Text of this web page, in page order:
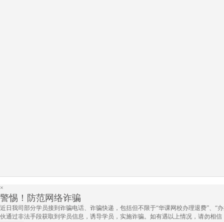
×
警惕！防范网络诈骗
近日我司部分学员接到诈骗电话、诈骗快递，包括但不限于“华课网校办理退费”、“
伙通过非法手段获取到学员信息，诱导学员，实施诈骗。如有遇以上情况，请勿相